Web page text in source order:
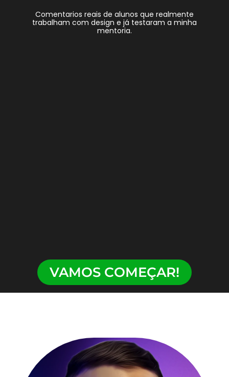
Comentarios reais de alunos que realmente
trabalham com design e já testaram a minha
mentoria.
VAMOS COMEÇAR!